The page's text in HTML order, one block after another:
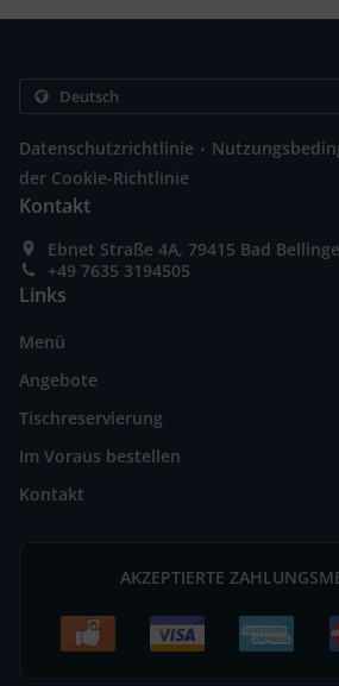
Datenschutzrichtlinie .
der Cookie-Richtlinie
Kontakt
Ebnet Straße 4A, 79415 Bad
+49 7635 3194505
Links
Menü
Angebote
Tischreservierung
Im Voraus bestellen
Kontakt
AKZEPTIERTE